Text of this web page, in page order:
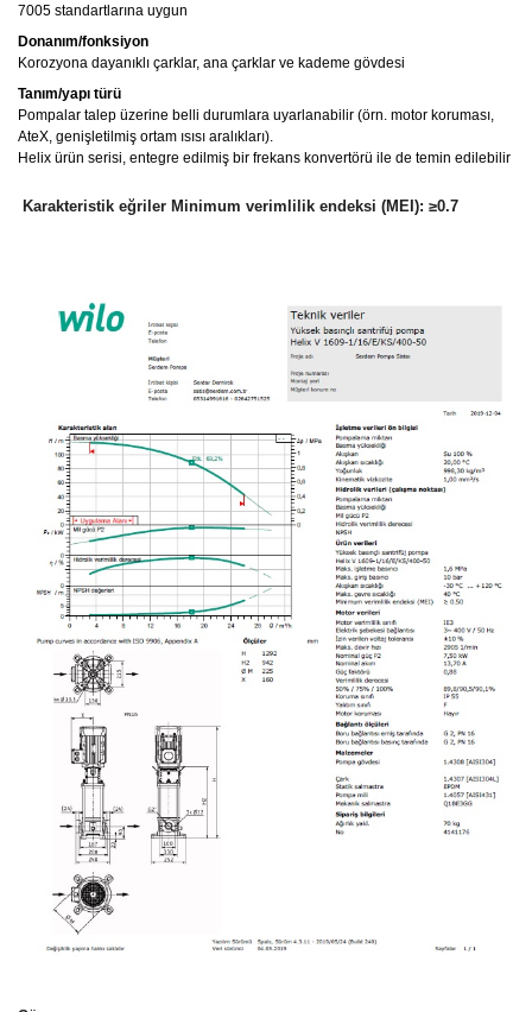
7005 standartlarına uygun
Donanım/fonksiyon
Korozyona dayanıklı çarklar, ana çarklar ve kademe gövdesi
Tanım/yapı türü
Pompalar talep üzerine belli durumlara uyarlanabilir (örn. motor koruması,
AteX, genişletilmiş ortam ısısı aralıkları).
Helix ürün serisi, entegre edilmiş bir frekans konvertörü ile de temin edilebilir
Karakteristik eğriler Minimum verimlilik endeksi (MEI): ≥0.7